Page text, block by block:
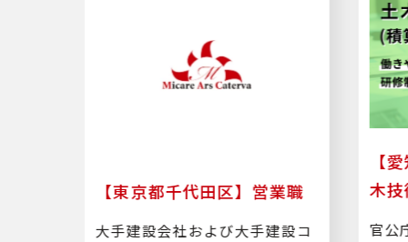
【東京都千代田区】営業職
大手建設会社および大手建設コ
【
木
官公